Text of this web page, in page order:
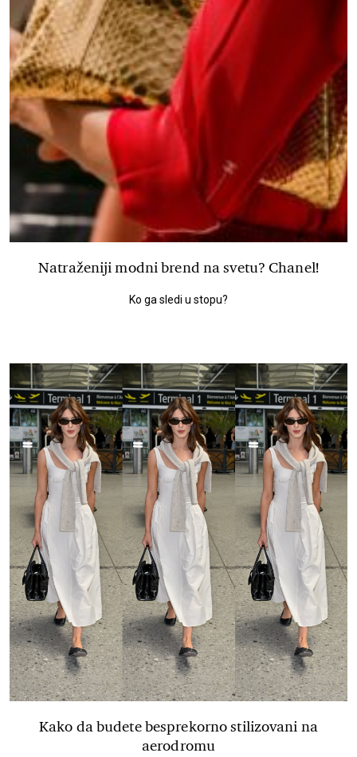
Natraženiji modni brend na svetu? Chanel!
Ko ga sledi u stopu?
Kako da budete besprekorno stilizovani na
aerodromu